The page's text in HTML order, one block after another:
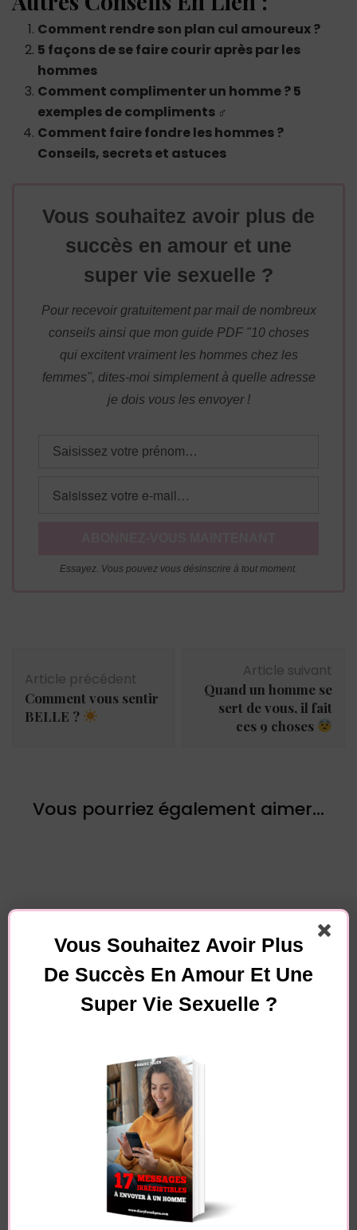
Comment rendre son plan cul amoureux ?
5 façons de se faire courir après par les
hommes
Comment complimenter un homme ? 5
exemples de compliments ♂
Comment faire fondre les hommes ?
Conseils, secrets et astuces
Vous souhaitez avoir plus de
succès en amour et une
super vie sexuelle ?
Pour recevoir gratuitement par mail de nombreux
conseils ainsi que mon guide PDF "10 choses
qui excitent vraiment les hommes chez les
femmes", dites-moi simplement à quelle adresse
je dois vous les envoyer !
Essayez. Vous pouvez vous désinscrire à tout moment.
d'article
Article précédent
Comment vous sentir
BELLE ?
Article suivant
Quand un homme se
sert de vous, il fait
ces 9 choses
Vous pourriez également aimer...
Laisser un commentaire
Votre adresse e-mail ne sera pas publiée.
Vous Souhaitez Avoir Plus
De Succès En Amour Et Une
Super Vie Sexuelle ?